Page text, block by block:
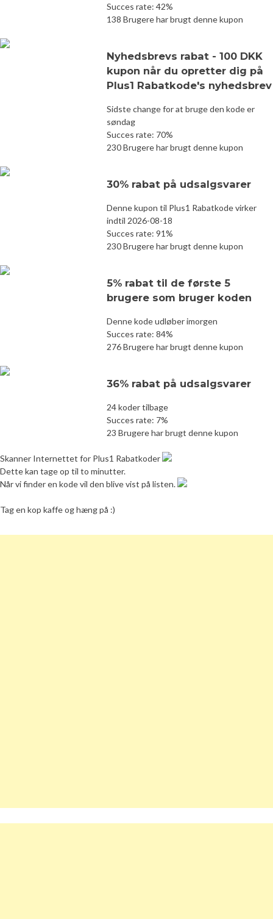
Succes rate: 42%
138 Brugere har brugt denne kupon
Nyhedsbrevs rabat - 100 DKK
kupon når du opretter dig på
Plus1 Rabatkode's nyhedsbrev
Sidste change for at bruge den kode er
søndag
Succes rate: 70%
230 Brugere har brugt denne kupon
30% rabat på udsalgsvarer
Denne kupon til Plus1 Rabatkode virker
indtil 2026-08-18
Succes rate: 91%
230 Brugere har brugt denne kupon
5% rabat til de første 5
brugere som bruger koden
Denne kode udløber imorgen
Succes rate: 84%
276 Brugere har brugt denne kupon
36% rabat på udsalgsvarer
24 koder tilbage
Succes rate: 7%
23 Brugere har brugt denne kupon
Skanner Internettet for Plus1 Rabatkoder
Dette kan tage op til to minutter.
Når vi finder en kode vil den blive vist på listen.
Tag en kop kaffe og hæng på :)